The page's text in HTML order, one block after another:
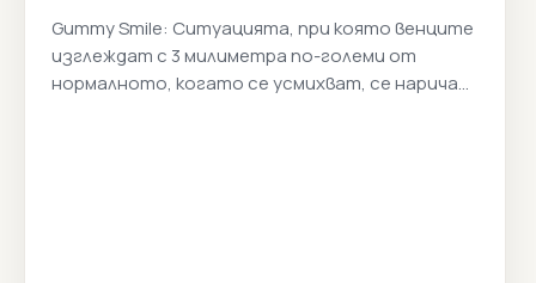
Gummy Smile: Ситуацията, при която венците
изглеждат с 3 милиметра по-големи от
нормалното, когато се усмихват, се нарича